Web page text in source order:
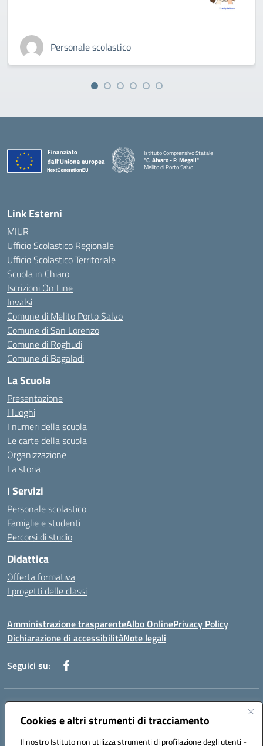
Cookies e altri strumenti di tracciamento
Il nostro Istituto non utilizza strumenti di profilazione degli utenti -
Personale scolastico
Istituto Comprensivo Statale
"C. Alvaro - P. Megali"
Melito di Porto Salvo
Link Esterni
MIUR
Ufficio Scolastico Regionale
Ufficio Scolastico Territoriale
Scuola in Chiaro
Iscrizioni On Line
Invalsi
Comune di Melito Porto Salvo
Comune di San Lorenzo
Comune di Roghudi
Comune di Bagaladi
La Scuola
Presentazione
I luoghi
I numeri della scuola
Le carte della scuola
Organizzazione
La storia
I Servizi
Personale scolastico
Famiglie e studenti
Percorsi di studio
Didattica
Offerta formativa
I progetti delle classi
Amministrazione trasparenteAlbo OnlinePrivacy Policy
Dichiarazione di accessibilitàNote legali
Seguici su:
Indirizzo:
Centralino:+39 0965 78 12 60 Email:rcic841003@istruzione.it